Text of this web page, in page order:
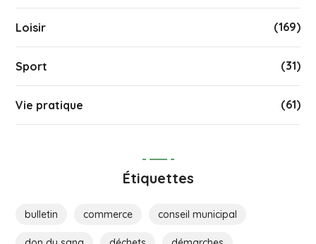
Loisir (169)
Sport (31)
Vie pratique (61)
Étiquettes
bulletin commerce conseil municipal